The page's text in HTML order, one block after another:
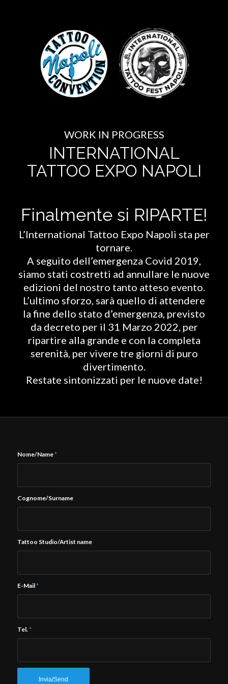
WORK IN PROGRESS
INTERNATIONAL
TATTOO EXPO NAPOLI
Finalmente si RIPARTE!
L’International Tattoo Expo Napoli sta per
tornare.
A seguito dell’emergenza Covid 2019,
siamo stati costretti ad annullare le nuove
edizioni del nostro tanto atteso evento.
L’ultimo sforzo, sarà quello di attendere
la fine dello stato d’emergenza, previsto
da decreto per il 31 Marzo 2022, per
ripartire alla grande e con la completa
serenità, per vivere tre giorni di puro
divertimento.
Restate sintonizzati per le nuove date!
Nome/Name*
Cognome/Surname
Tattoo Studio/Artist name
E-Mail*
Tel.*